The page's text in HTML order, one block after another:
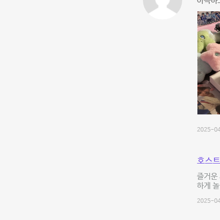
2025-
호스
즐거운
하게
2025-